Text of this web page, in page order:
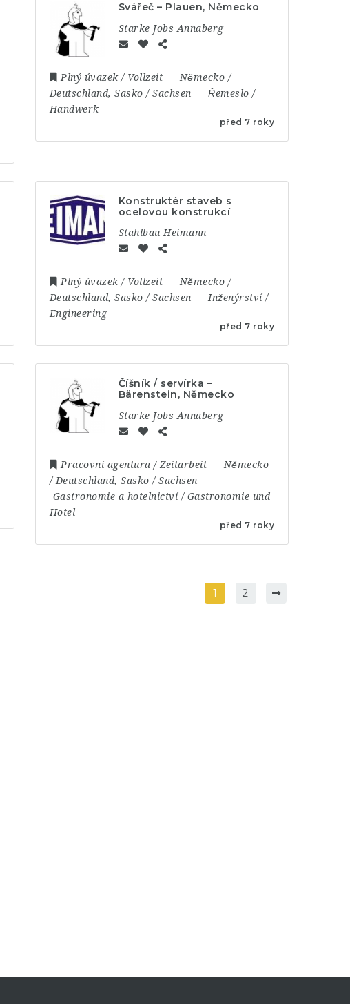
Svářeč – Plauen, Německo
před 7 roky
Starke Jobs Annaberg
Plný úvazek / Vollzeit
Německo /
Deutschland,Sasko / Sachsen
Řemeslo /
Handwerk
Konstruktér staveb s
ocelovou konstrukcí
před 7 roky
Stahlbau Heimann
Plný úvazek / Vollzeit
Německo /
Deutschland,Sasko / Sachsen
Inženýrství /
Engineering
Číšník / servírka –
Bärenstein, Německo
před 7 roky
Starke Jobs Annaberg
Pracovní agentura / Zeitarbeit
Německo
/ Deutschland,Sasko / Sachsen
Gastronomie a hotelnictví / Gastronomie und
Hotel
1 2